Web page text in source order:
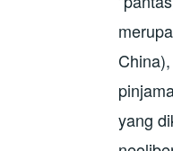
yang